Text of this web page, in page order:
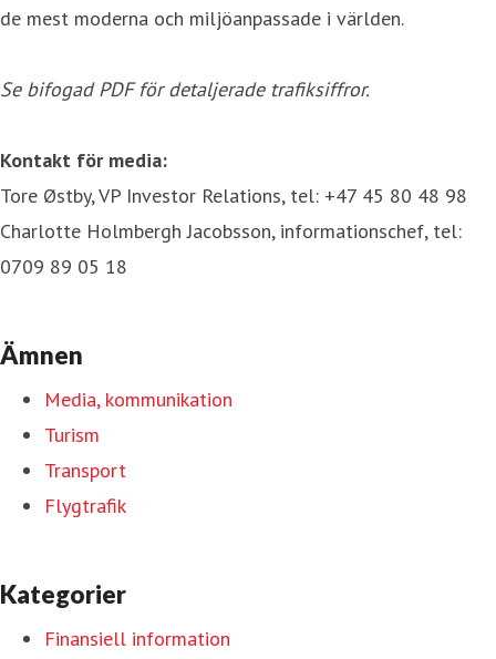
de mest moderna och miljöanpassade i världen.
Se bifogad PDF för detaljerade trafiksiffror.
Kontakt för media:
Tore Østby, VP Investor Relations, tel: +47 45 80 48 98
Charlotte Holmbergh Jacobsson, informationschef, tel:
0709 89 05 18
Ämnen
Media, kommunikation
Turism
Transport
Flygtrafik
Kategorier
Finansiell information